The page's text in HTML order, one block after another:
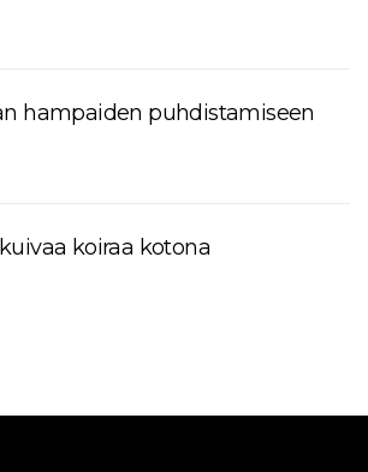
hampaiden puhdistamiseen
koiraa kotona